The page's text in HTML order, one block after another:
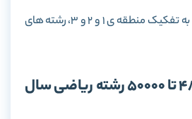
در جداول زیر می تونین به تفکیک منطقه ی 1 و 2 و 3، رشته های
قبولی با رتبه 48000 تا 50000 رشته ریاضی سال